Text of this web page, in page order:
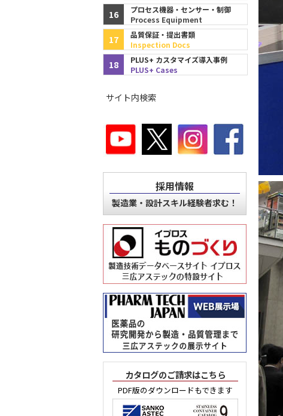
プロセス機器・センサー・制御
Process Equipment
16
品質保証・提出書類
Inspection Docs
17
PLUS+ カスタマイズ導入事例
PLUS+ Cases
18
サイト内検索
採用情報
製造業・設計スキル経験者求む！
カタログのご請求はこちら
PDF版のダウンロードもできます